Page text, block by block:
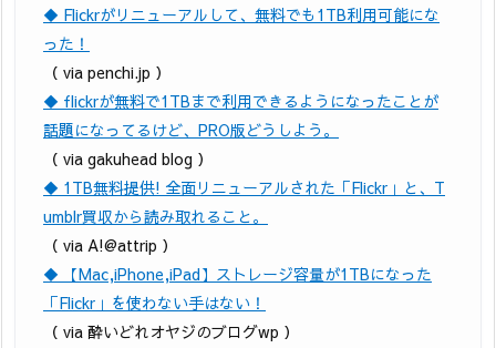
◆ Flickrがリニューアルして、無料でも1TB利用可能にな
った！
（ via penchi.jp ）
◆ flickrが無料で1TBまで利用できるようになったことが
話題になってるけど、PRO版どうしよう。
（ via gakuhead blog ）
◆ 1TB無料提供! 全面リニューアルされた「Flickr」と、T
umblr買収から読み取れること。
（ via A!@attrip ）
◆ 【Mac,iPhone,iPad】ストレージ容量が1TBになった
「Flickr」を使わない手はない！
（ via 酔いどれオヤジのブログwp ）